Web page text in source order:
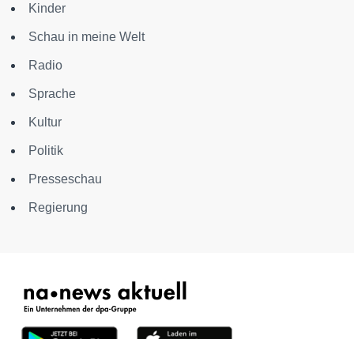
Kinder
Schau in meine Welt
Radio
Sprache
Kultur
Politik
Presseschau
Regierung